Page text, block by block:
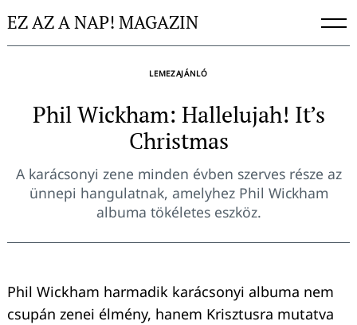
toEZ AZ A NAP! MAGAZIN
LEMEZAJÁNLÓ
Phil Wickham: Hallelujah! It’s
Christmas
A karácsonyi zene minden évben szerves része az
ünnepi hangulatnak, amelyhez Phil Wickham
albuma tökéletes eszköz.
Phil Wickham harmadik karácsonyi albuma nem
csupán zenei élmény, hanem Krisztusra mutatva